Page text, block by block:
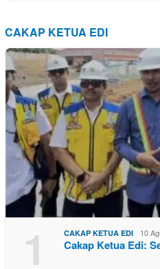
CAKAP KETUA EDI
1 CAKAP KETUA EDI 10
Cakap Ketua Edi: